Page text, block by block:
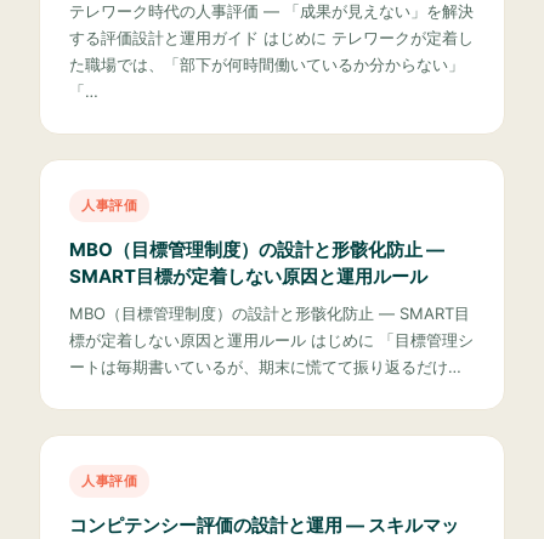
テレワーク時代の人事評価 — 「成果が見えない」を解決
する評価設計と運用ガイド はじめに テレワークが定着し
た職場では、「部下が何時間働いているか分からない」
「…
人事評価
MBO（目標管理制度）の設計と形骸化防止 —
SMART目標が定着しない原因と運用ルール
MBO（目標管理制度）の設計と形骸化防止 — SMART目
標が定着しない原因と運用ルール はじめに 「目標管理シ
ートは毎期書いているが、期末に慌てて振り返るだけ…
人事評価
コンピテンシー評価の設計と運用 — スキルマッ